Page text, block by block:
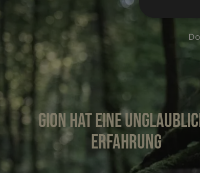
Gion hat eine
Erfahrung
Name